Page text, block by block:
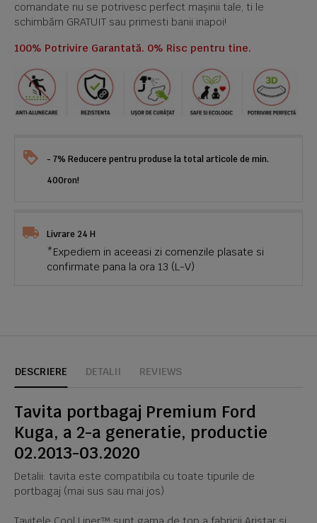
comandate nu se potrivesc perfect mașinii tale, ti le
schimbăm GRATUIT sau primesti banii inapoi!
100% Potrivire Garantată. 0% Risc pentru tine.
- 7% Reducere pentru produse la total articole de min.
400ron!
Livrare 24 H
*Expediem in aceeasi zi comenzile plasate si
confirmate pana la ora 13 (L-V)
DESCRIERE DETALII REVIEWS
Tavita portbagaj Premium Ford
Kuga, a 2-a generatie, productie
02.2013-03.2020
Detalii: tavita este compatibila cu toate tipurile de
portbagaj (mai sus sau mai jos)